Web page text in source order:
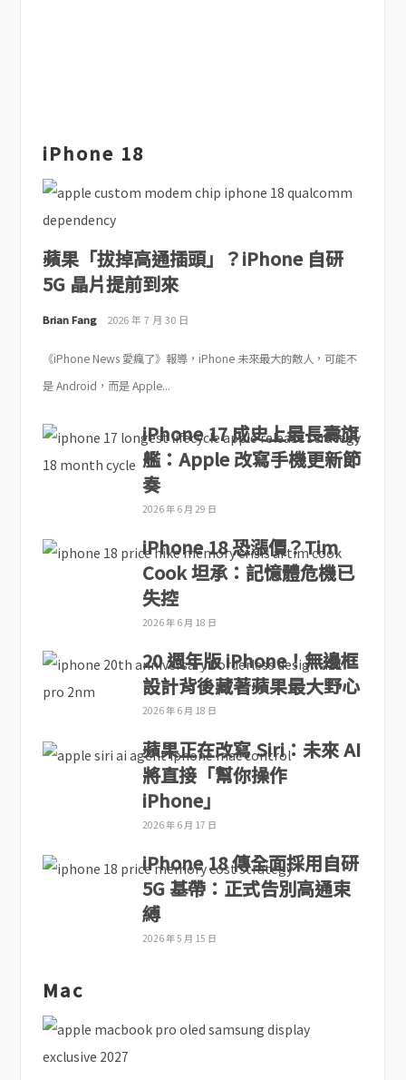
iPhone 18
蘋果「拔掉高通插頭」？iPhone 自研
5G 晶片提前到來
Brian Fang 2026 年 7 月 30 日
《iPhone News 愛瘋了》報導，iPhone 未來最大的敵人，可能不
是 Android，而是 Apple...
iPhone 17 成史上最長壽旗
艦：Apple 改寫手機更新節
奏
2026 年 6 月 29 日
iPhone 18 恐漲價？Tim
Cook 坦承：記憶體危機已
失控
2026 年 6 月 18 日
20 週年版 iPhone！無邊框
設計背後藏著蘋果最大野心
2026 年 6 月 18 日
蘋果正在改寫 Siri：未來 AI
將直接「幫你操作
iPhone」
2026 年 6 月 17 日
iPhone 18 傳全面採用自研
5G 基帶：正式告別高通束
縛
2026 年 5 月 15 日
Mac